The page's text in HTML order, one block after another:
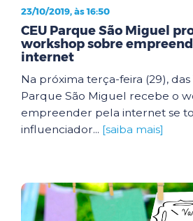
23/10/2019, às 16:50
CEU Parque São Miguel
workshop sobre
internet
Na próxima terça-feira (29), das
Parque São Miguel recebe o
empreender pela internet se
influenciador... [saiba mais]